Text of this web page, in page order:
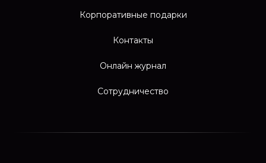
Корпоративные подарки
Контакты
Онлайн журнал
Сотрудничество